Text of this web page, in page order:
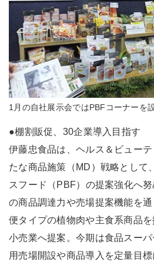
1月の自社展示会ではPBFコーナーを
●棚割販促、30企業導入目指す
伊藤忠食品は、ヘルス＆ビュー
たな商品施策（MD）戦略として
スフード（PBF）の提案強化へ
の商品調達力や売場提案機能を
便タイプの植物肉や主食系商品
小売業へ提案。今期は食品スー
用売場開設や商品導入を定量目